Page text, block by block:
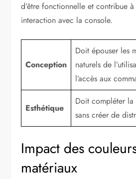
d’être fonctionnelle et contribue
interaction avec la console.
Conception
Doit épouser les
naturels de
l’accès aux
Esthétique
Doit compléter
sans créer de
Impact des
matériaux